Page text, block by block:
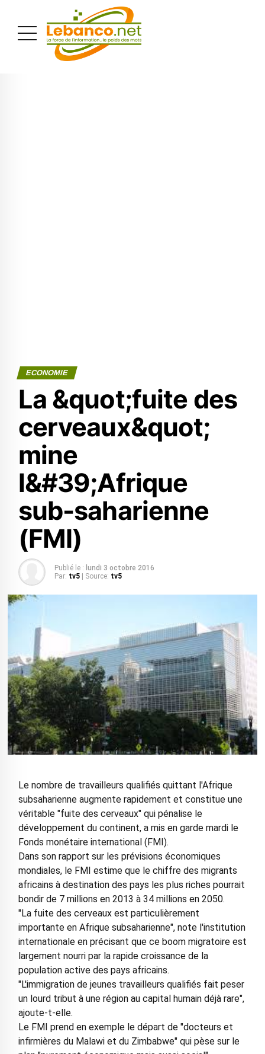
ECONOMIE
La &quot;fuite des
cerveaux&quot;
mine
l&#39;Afrique
sub-saharienne
(FMI)
Publié le : lundi 3 octobre 2016
Par: tv5 | Source: tv5
Le nombre de travailleurs qualifiés quittant l'Afrique
subsaharienne augmente rapidement et constitue une
véritable "fuite des cerveaux" qui pénalise le
développement du continent, a mis en garde mardi le
Fonds monétaire international (FMI).
Dans son rapport sur les prévisions économiques
mondiales, le FMI estime que le chiffre des migrants
africains à destination des pays les plus riches pourrait
bondir de 7 millions en 2013 à 34 millions en 2050.
"La fuite des cerveaux est particulièrement
importante en Afrique subsaharienne", note l'institution
internationale en précisant que ce boom migratoire est
largement nourri par la rapide croissance de la
population active des pays africains.
"L'immigration de jeunes travailleurs qualifiés fait peser
un lourd tribut à une région au capital humain déjà rare",
ajoute-t-elle.
Le FMI prend en exemple le départ de "docteurs et
infirmières du Malawi et du Zimbabwe" qui pèse sur le